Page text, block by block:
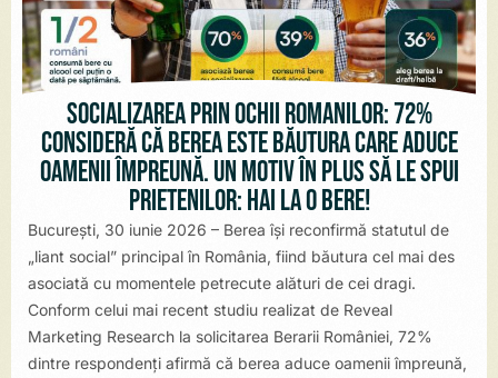
Socializarea prin ochii românilor: 72%
consideră că berea este băutura care aduce
oamenii împreună. Un motiv în plus să le spui
prietenilor: Hai la o bere!
București, 30 iunie 2026 – Berea își reconfirmă statutul de
„liant social” principal în România, fiind băutura cel mai des
asociată cu momentele petrecute alături de cei dragi.
Conform celui mai recent studiu realizat de Reveal
Marketing Research la solicitarea Berarii României, 72%
dintre respondenți afirmă că berea aduce oamenii împreună,